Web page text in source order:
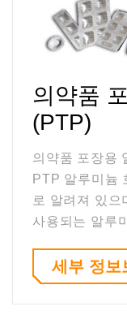
의약품
(PTP)
의약품 포장용
PTP 알루미늄
로 알려져 있으
사용되는 알루
세부 정보